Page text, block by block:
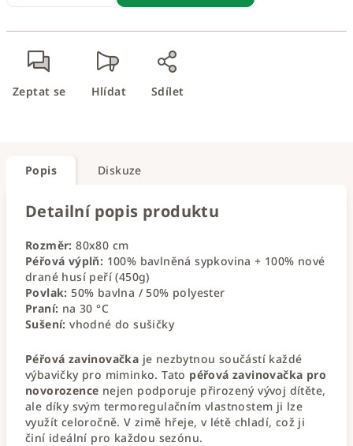
Zeptat se Hlídat Sdílet
Popis Diskuze
Detailní popis produktu
Rozměr: 80x80 cm
Péřová výplň: 100% bavlněná sypkovina + 100% nové
drané husí peří (450g)
Povlak: 50% bavlna / 50% polyester
Praní: na 30 °C
Sušení: vhodné do sušičky
Péřová zavinovačka je nezbytnou součástí každé
výbavičky pro miminko. Tato péřová zavinovačka pro
novorozence nejen podporuje přirozený vývoj dítěte,
ale díky svým termoregulačním vlastnostem ji lze
využít celoročně. V zimě hřeje, v létě chladí, což ji
činí ideální pro každou sezónu.